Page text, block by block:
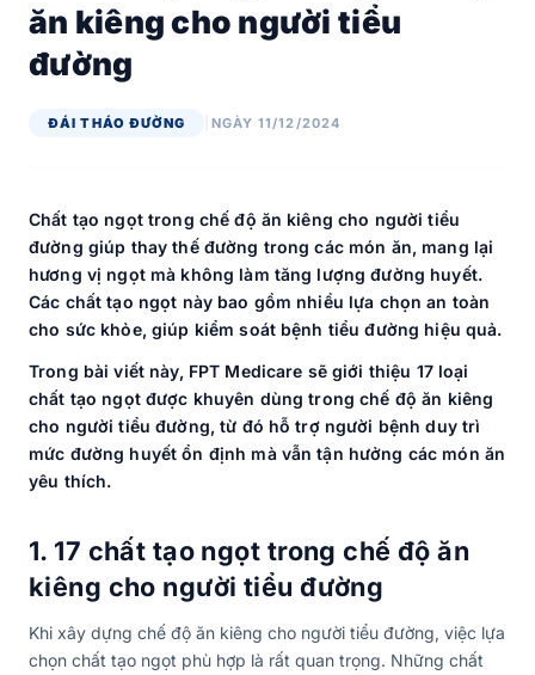
ăn kiêng cho người tiểu
đường
ĐÁI THÁO ĐƯỜNG NGÀY 11/12/2024
Chất tạo ngọt trong chế độ ăn kiêng cho người tiểu
đường giúp thay thế đường trong các món ăn, mang lại
hương vị ngọt mà không làm tăng lượng đường huyết.
Các chất tạo ngọt này bao gồm nhiều lựa chọn an toàn
cho sức khỏe, giúp kiểm soát bệnh tiểu đường hiệu quả.
Trong bài viết này, FPT Medicare sẽ giới thiệu 17 loại
chất tạo ngọt được khuyên dùng trong chế độ ăn kiêng
cho người tiểu đường, từ đó hỗ trợ người bệnh duy trì
mức đường huyết ổn định mà vẫn tận hưởng các món ăn
yêu thích.
1. 17 chất tạo ngọt trong chế độ ăn
kiêng cho người tiểu đường
Khi xây dựng chế độ ăn kiêng cho người tiểu đường, việc lựa
chọn chất tạo ngọt phù hợp là rất quan trọng. Những chất